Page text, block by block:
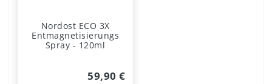
Nordost ECO 3X
Entmagnetisierungs
Spray - 120ml
59,90 €